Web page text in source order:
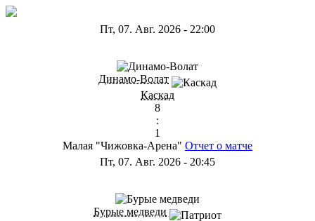
Пт, 07. Авг. 2026 - 22:00
Динамо-Волат
Каскад
8
:
1
Малая "Чижовка-Арена" Отчет о матче
Пт, 07. Авг. 2026 - 20:45
Бурые медведи